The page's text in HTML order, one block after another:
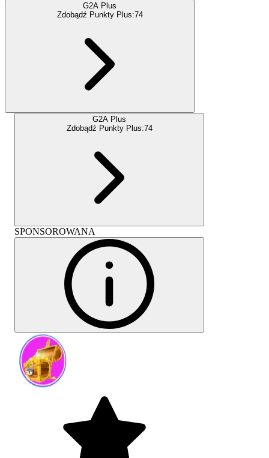
G2A Plus
Zdobądź Punkty Plus:74
G2A Plus
Zdobądź Punkty Plus:74
SPONSOROWANA